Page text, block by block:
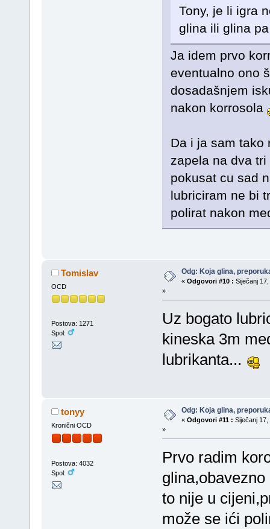
Tony, je li igra
glina ili glina
Ja idem prvo
eventualno ono
dosadašnjem
nakon korrosola
Da i ja sam tako
zapela na dva
pokusat cu sad
lubriciram ne bi
polirat nakon
Tomislav
OCD
Postova: 1271
Spol:
Odg: Koja glina,
« Odgovori #10 : Siječanj
»
Uz bogato
kineska 3m
lubrikanta...
tonyy
Kronični OCD
Postova: 4032
Spol:
Odg: Koja glina,
« Odgovori #11 : Siječanj
»
Prvo radim
to nije u
može se ići